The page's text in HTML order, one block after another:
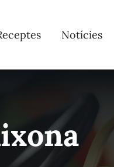
Notícies